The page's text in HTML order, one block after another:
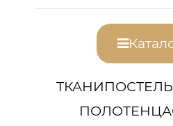
ТКАНИ
ПОЛОТЕНЦА